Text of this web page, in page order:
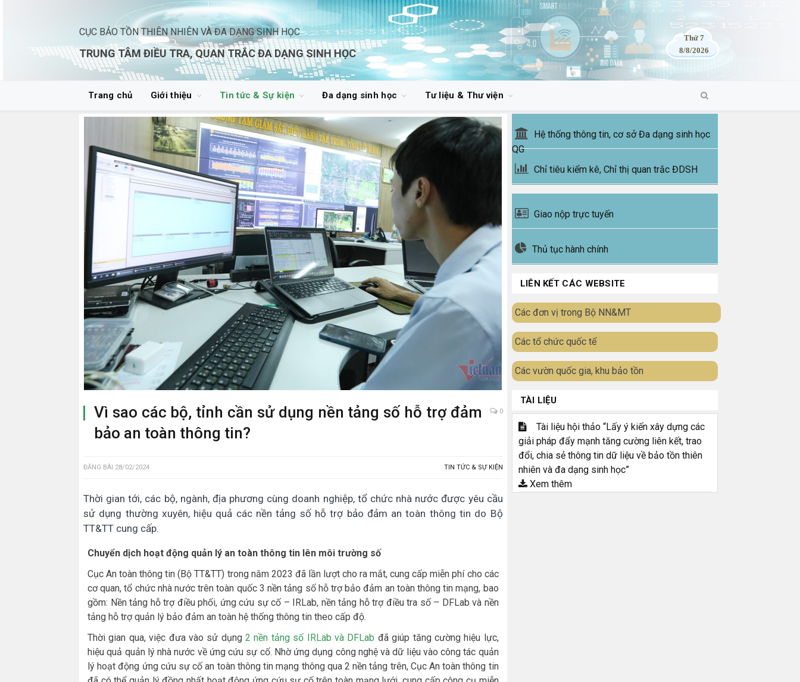
CỤC BẢO TỒN THIÊN NHIÊN VÀ ĐA DẠNG SINH HỌC
TRUNG TÂM ĐIỀU TRA, QUAN TRẮC ĐA DẠNG SINH HỌC
Thứ 7
8/8/2026
Trang chủ Giới thiệu Tin tức & Sự kiện Đa dạng sinh học Tư liệu & Thư viện
Vì sao các bộ, tỉnh cần sử dụng nền tảng số hỗ trợ đảm
bảo an toàn thông tin?
0
ĐĂNG BÀI 28/02/2024 TIN TỨC & SỰ KIỆN
Thời gian tới, các bộ, ngành, địa phương cùng doanh nghiệp, tổ chức nhà nước được yêu cầu
sử dụng thường xuyên, hiệu quả các nền tảng số hỗ trợ bảo đảm an toàn thông tin do Bộ
TT&TT cung cấp.
Chuyển dịch hoạt động quản lý an toàn thông tin lên môi trường số
Cục An toàn thông tin (Bộ TT&TT) trong năm 2023 đã lần lượt cho ra mắt, cung cấp miễn phí cho các
cơ quan, tổ chức nhà nước trên toàn quốc 3 nền tảng số hỗ trợ bảo đảm an toàn thông tin mạng, bao
gồm: Nền tảng hỗ trợ điều phối, ứng cứu sự cố – IRLab, nền tảng hỗ trợ điều tra số – DFLab và nền
tảng hỗ trợ quản lý bảo đảm an toàn hệ thống thông tin theo cấp độ.
Thời gian qua, việc đưa vào sử dụng2 nền tảng số IRLab và DFLab đã giúp tăng cường hiệu lực,
hiệu quả quản lý nhà nước về ứng cứu sự cố. Nhờ ứng dụng công nghệ và dữ liệu vào công tác quản
lý hoạt động ứng cứu sự cố an toàn thông tin mạng thông qua 2 nền tảng trên, Cục An toàn thông tin
Hệ thống thông tin, cơ sở Đa dạng sinh học
QG
Chỉ tiêu kiểm kê, Chỉ thị quan trắc ĐDSH
Giao nộp trực tuyến
Thủ tục hành chính
LIÊN KẾT CÁC WEBSITE
Các đơn vị trong Bộ NN&MT
Các tổ chức quốc tế
Các vườn quốc gia, khu bảo tồn
TÀI LIỆU
Tài liệu hội thảo “Lấy ý kiến xây dựng các
giải pháp đẩy mạnh tăng cường liên kết, trao
đổi, chia sẻ thông tin dữ liệu về bảo tồn thiên
nhiên và đa dạng sinh học”
Xem thêm